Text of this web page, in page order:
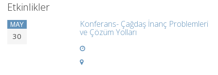
Etkinlikler
MAY
30
Konferans- Çağdaş İnanç Problemleri
ve Çözüm Yolları